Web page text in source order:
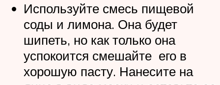
Используйте смесь пищевой
соды и лимона. Она будет
шипеть, но как только она
успокоится смешайте его в
хорошую пасту. Нанесите на